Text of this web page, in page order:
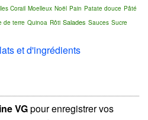
Corail Moelleux Noël Pain Patate douce Pâté
de terre Quinoa Rôti Salades Sauces Sucre
et d'ingrédients
VGpour enregistrer vos